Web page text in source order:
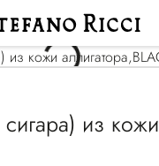
из кожи